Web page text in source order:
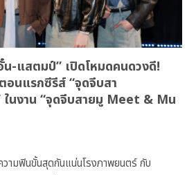
น-แสตมป์” เปิดโหมดคนดวงดี!
อนแรกซีรีส์ “จุดจีบสา
นงาน “จุดจีบสายมู Meet & Mu
ามฟินขั้นสุดกันแน่นโรงภาพยนตร์ กับ